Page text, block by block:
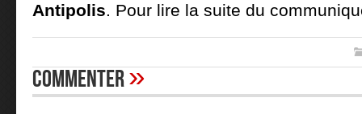
Antipolis. Pour lire la suite du
Commenter»